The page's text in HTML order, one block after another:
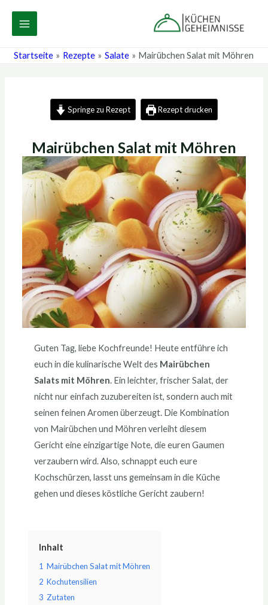
Inhalt
MAIN
MENU
Startseite Rezepte Salate Mairübchen Salat mit Möhren
Springe zu Rezept Rezept drucken
Mairübchen Salat mit Möhren
Guten Tag, liebe Kochfreunde! Heute entführe ich
euch in die kulinarische Welt des Mairübchen
Salats mit Möhren. Ein leichter, frischer Salat, der
nicht nur einfach zuzubereiten ist, sondern auch mit
seinen feinen Aromen überzeugt. Die Kombination
von Mairübchen und Möhren verleiht diesem
Gericht eine einzigartige Note, die euren Gaumen
verzaubern wird. Also, schnappt euch eure
Kochschürzen, lasst uns gemeinsam in die Küche
gehen und dieses köstliche Gericht zaubern!
Inhalt
1 Mairübchen Salat mit Möhren
2 Kochutensilien
3 Zutaten